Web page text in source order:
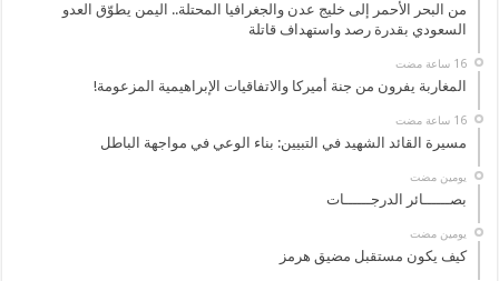
من البحر الأحمر إلى خليج عدن والجغرافيا المحتلة.. اليمن يطوّق العدو
السعودي بقدرة رصد واستهداف قاتلة
‏16 ساعة مضت
المغاربة يفرون من جنة أميركا والاتفاقيات الإبراهيمية المزعومة!
‏16 ساعة مضت
مسيرة القائد الشهيد في التبيين: بناء الوعي في مواجهة الباطل
‏يومين مضت
بصــــــائر الدرجــــــات
‏يومين مضت
كيف يكون مستقبل مضيق هرمز